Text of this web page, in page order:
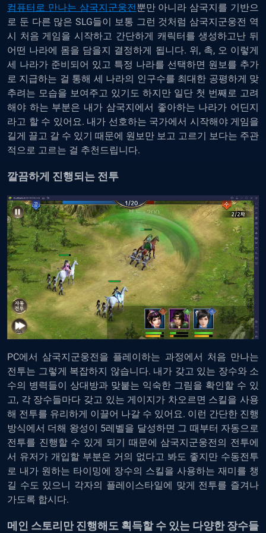
컴퓨터로 만나는 삼국지군웅전뿐만 아니라 삼국지를 기반으
로 둔 다른 많은 SLG들이 보통 그런 것처럼 삼국지군웅전 역
시 처음 게임을 시작하고 간단하게 캐릭터를 생성하고난 뒤
어떤 나라에 몸을 담을지 결정하게 됩니다. 위, 촉, 오 이렇게
세 나라가 준비되어 있고 특정 나라를 선택하면 원보를 추가
로 지급하는 걸 통해 세 나라의 인구수를 최대한 공평하게 맞
추려는 모습을 보여주고 있기도 하지만 일단 첫 번째로 고려
해야 하는 부분은 내가 삼국지에서 좋아하는 나라가 어딘지
라고 할 수 있어요. 내가 선호하는 국가에서 시작해야 게임을
길게 끌고 갈 수 있기 때문에 원보만 보고 고르기 보다는 주관
적으로 고르는 걸 추천드립니다.
깔끔하게 진행되는 전투
PC에서 삼국지군웅전을 플레이하는 과정에서 처음 만나는
전투는 그렇게 복잡하지 않습니다. 내가 갖고 있는 장수와 소
수의 병력들이 상대방과 맞붙는 익숙한 그림을 확인할 수 있
고, 각 장수들마다 갖고 있는 게이지가 차오르면 스킬을 사용
해 전투를 유리하게 이끌어 나갈 수 있어요. 이런 간단한 진행
방식에서 더해 왕성이 5레벨을 달성하면 그 때부터 자동으로
전투를 진행할 수 있게 되기 때문에 삼국지군웅전의 전투에
서 유저가 개입할 부분은 거의 없다고 봐도 좋지만 수동전투
로 내가 원하는 타이밍에 장수의 스킬을 사용하는 재미를 챙
길 수도 있으니 각자의 플레이스타일에 맞게 전투를 즐겨나
가도록 합시다.
메인 스토리만 진행해도 획득할 수 있는 다양한 장수들